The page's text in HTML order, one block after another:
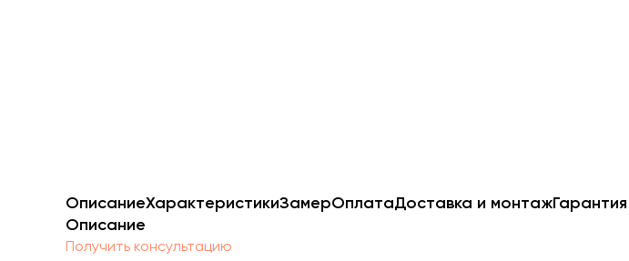
ОписаниеХарактеристикиЗамерОплатаДоставка и монтажГарантия
Описание
Получить консультацию